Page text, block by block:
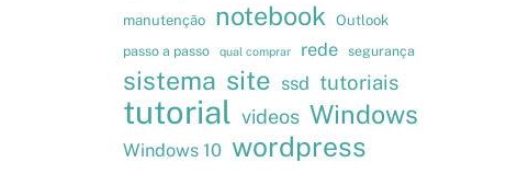
manutenção notebook
Outlook
passo a passo
qual comprar rede segurança
sistema site ssd tutoriais
tutorial videos Windows
Windows 10 wordpress